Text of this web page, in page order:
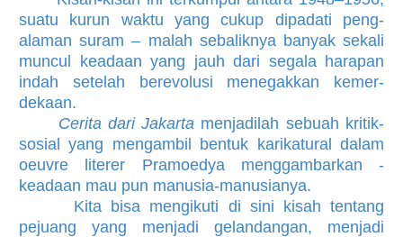
suatu kurun waktu yang cukup dipadati peng­
alaman suram – malah sebalik­nya banyak sekali
muncul keadaan yang jauh dari segala harap­an
indah setelah berevo­lusi menegak­kan kemer­
dekaan.
Cerita dari Jakarta menjadilah sebuah kritik-
sosial yang meng­ambil bentuk karikatural dalam
oeuvre literer Pramoedya meng­gambarkan ­
keadaan mau pun manusia-manusianya.
Kita bisa mengikuti di sini kisah tentang
pejuang yang menjadi gelandangan, menjadi